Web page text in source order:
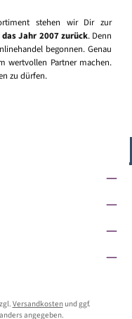
stehen wir Dir zur
Jahr 2007 zurück. Denn
begonnen. Genau
wertvollen Partner machen.
zu dürfen.
Versandkostenund ggf.
angegeben.